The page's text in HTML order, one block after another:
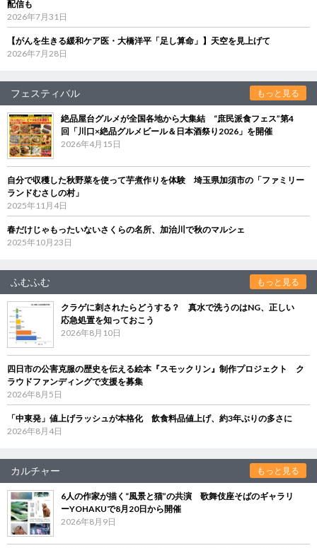
配信も
2026年7月31日
【がんを生きる緩和ケア医・大橋洋平「足し算命」】天空を見上げて
2026年7月28日
フェスティバル もっと見る
絶品屋台グルメが全国各地から大集結 “庶民派食フェス”第4
回「川口×絶品グルメビール＆日本酒祭り2026」を開催
2026年4月15日
自分で収穫した秋野菜を使って芋煮作りを体験 埼玉県加須市の「ファミリー
ランドむさしの村」
2025年11月4日
春だけじゃもったいないさくらの名所、加治川で秋のマルシェ
2025年10月23日
ふむふむ もっと見る
クラゲに刺されたらどうする？ 真水で洗うのはNG、正しい
応急処置を知っておこう
2026年8月10日
四日市の公害克服の歴史を伝える絵本『スモックリン』制作プロジェクト ク
ラウドファンディングで支援を募集
2026年8月5日
「中東発」値上げラッシュが本格化 飲食料品値上げ、約3年ぶりの多さに
2026年8月4日
カルチャー もっと見る
6人の作家が描く“風景と猫”の共演 歌舞伎座そばのギャラリ
ーYOHAKUで8月20日から開催
2026年8月9日